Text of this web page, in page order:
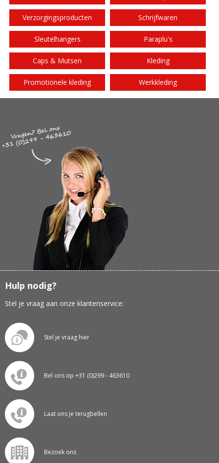
Verzorgingsproducten Schrijfwaren
Sleutelhangers Paraplu's
Caps & Mutsen Kleding
Promotionele kleding Werkkleding
Hulp nodig?
Stel je vraag aan onze klantenservice:
Stel je vraag hier
Bel ons op +31 (0)299 - 463610
Laat ons je terugbellen
Bezoek ons